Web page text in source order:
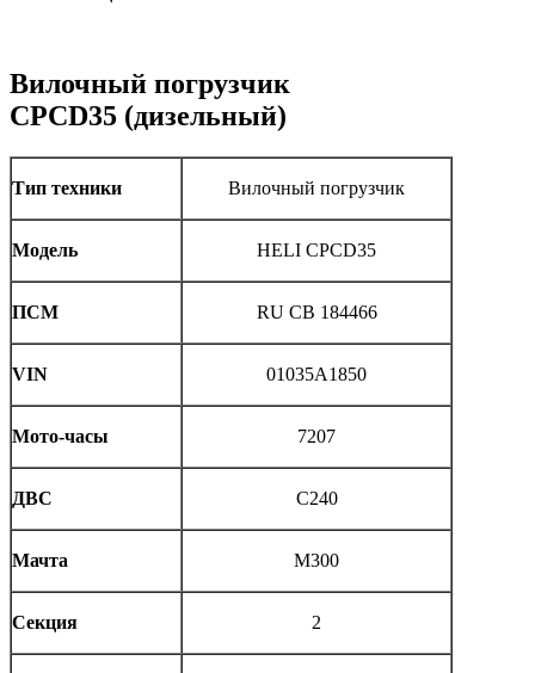
Вилочный погрузчик
CPCD35 (дизельный)
Тип техники Вилочный погрузчик
Модель HELI CPCD35
ПСМ RU CB 184466
VIN 01035A1850
Мото-часы 7207
ДВС C240
Мачта M300
Секция 2